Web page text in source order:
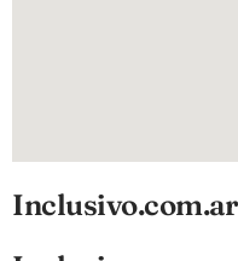
Inclusivo.com.ar